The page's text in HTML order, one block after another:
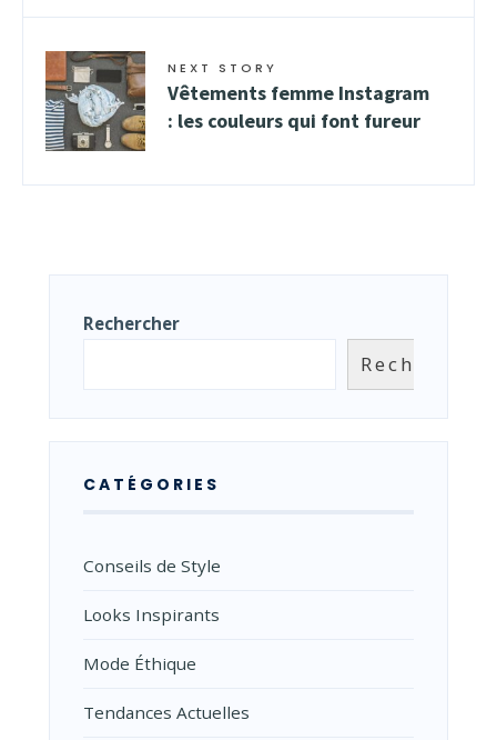
NEXT STORY
Vêtements femme Instagram
: les couleurs qui font fureur
Rechercher
Rechercher
CATÉGORIES
Conseils de Style
Looks Inspirants
Mode Éthique
Tendances Actuelles